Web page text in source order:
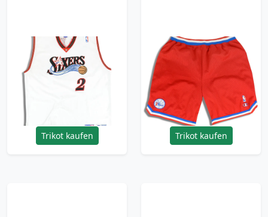
2000-02 Authentic
Philadelphia 76ers
Claxton #12
Champion Jersey
Trikot kaufen
1982-83 Philadelphia
76ers Champion
Hardwood Classics
Swingman Shorts
(Away) XXL
95.99£ · ca. €113
Trikot kaufen